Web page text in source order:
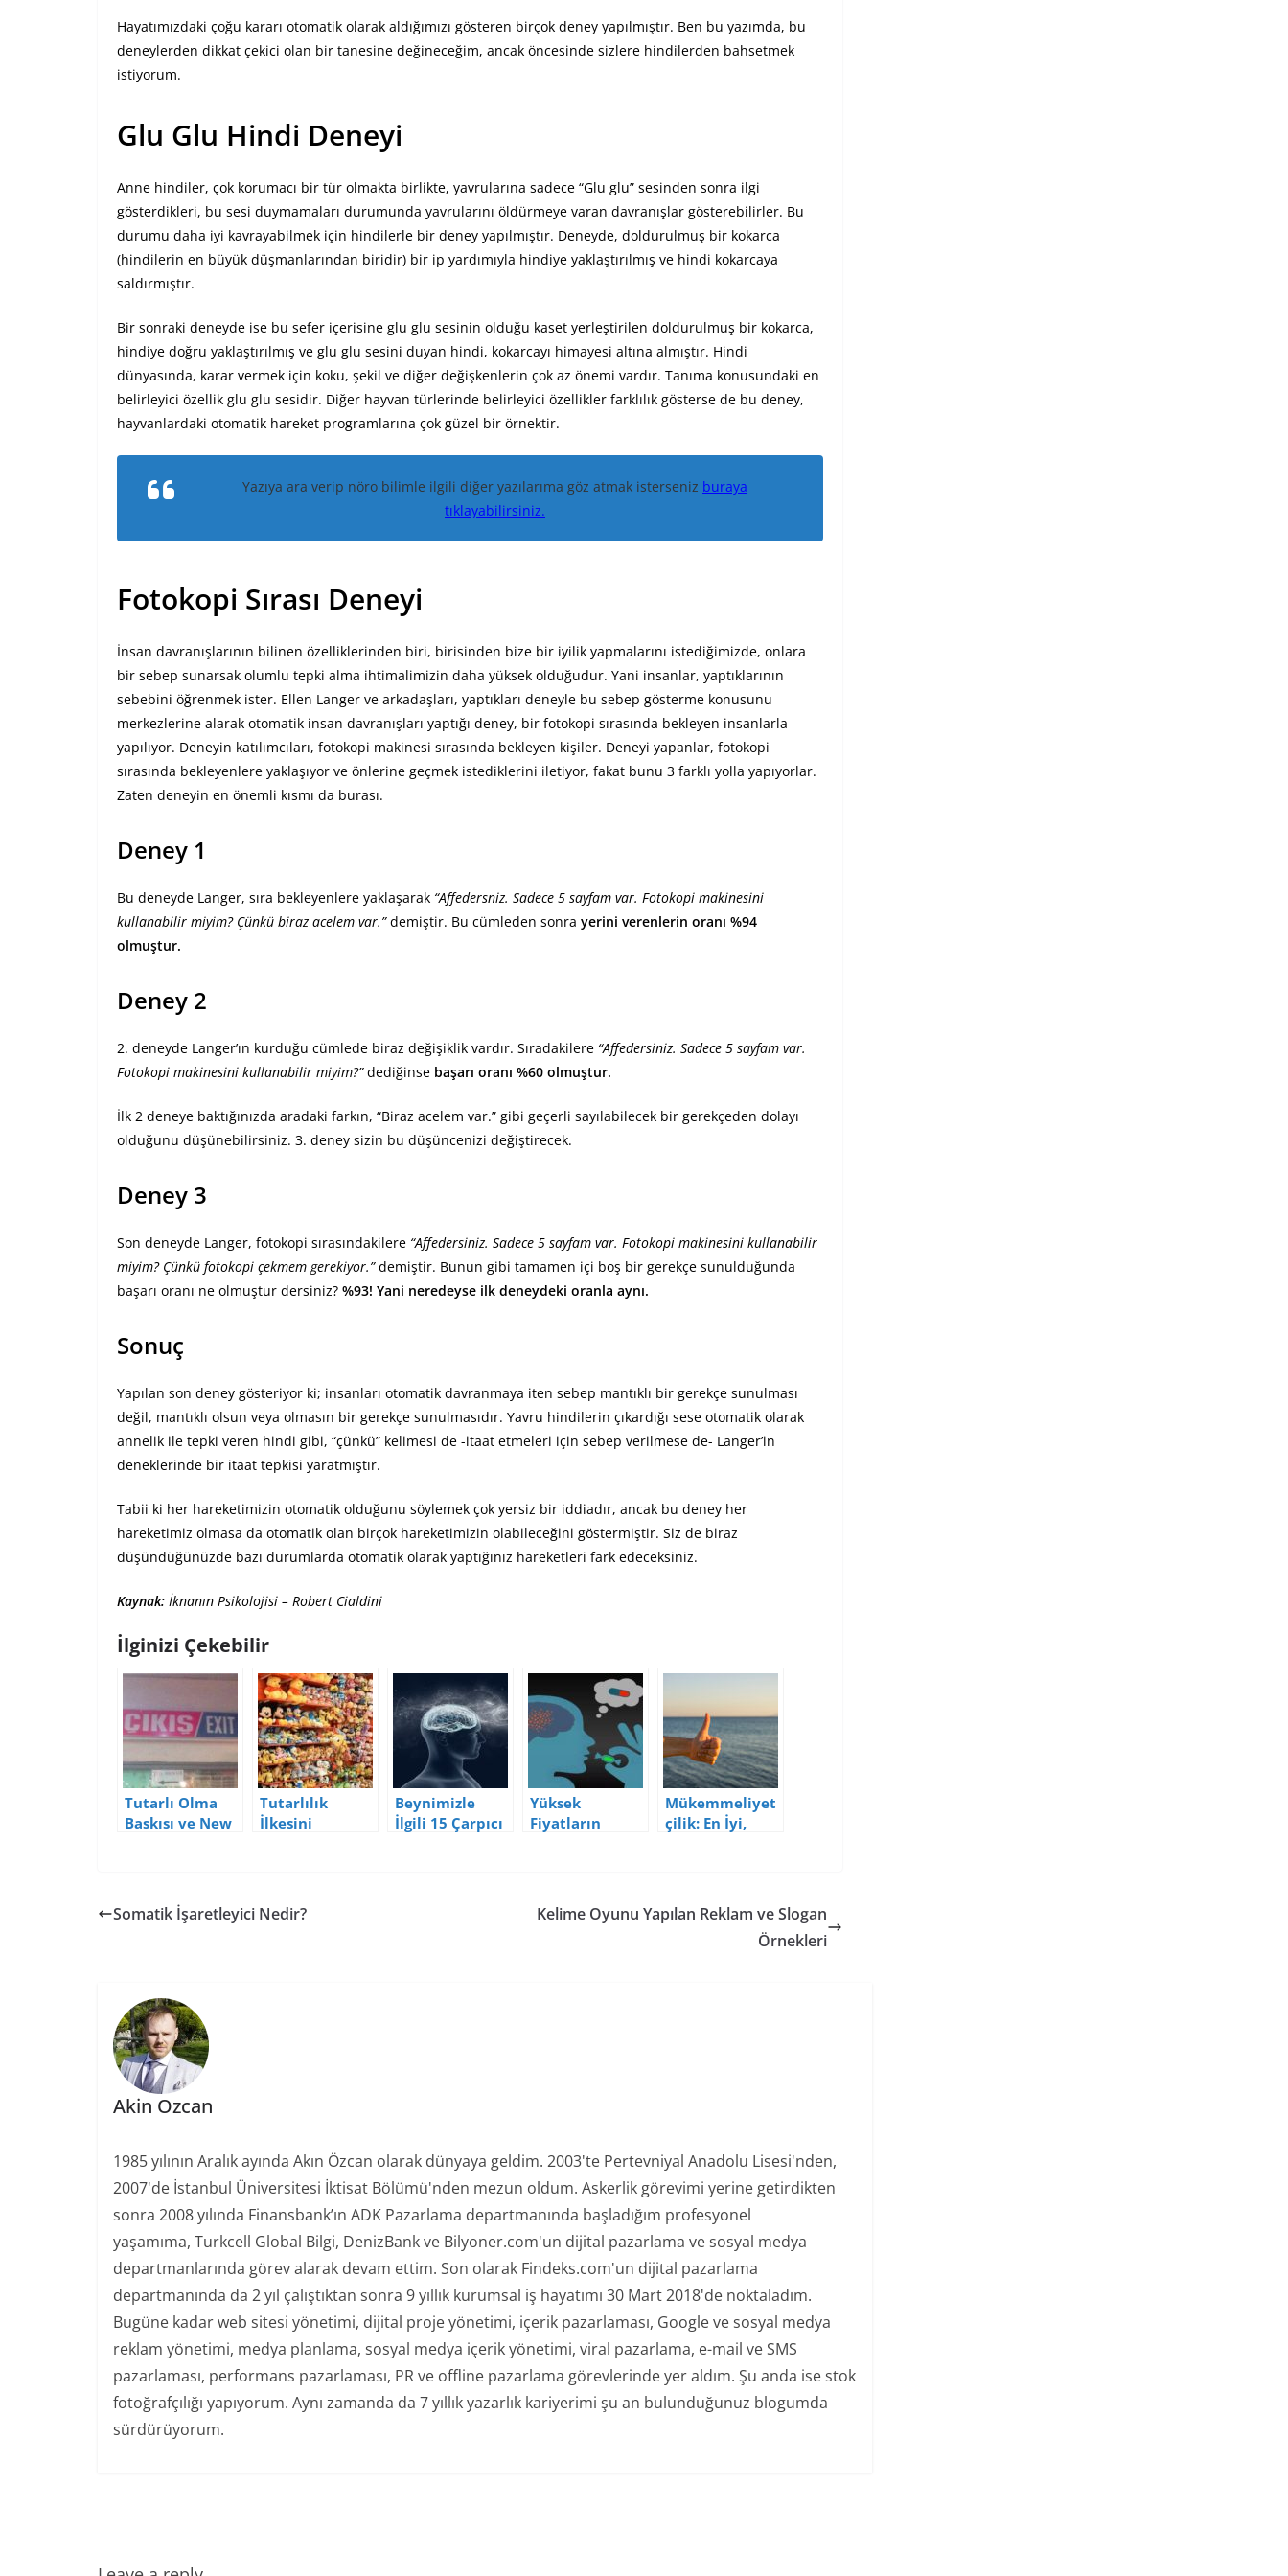
Hayatımızdaki çoğu kararı otomatik olarak aldığımızı gösteren birçok deney yapılmıştır. Ben bu yazımda, bu
deneylerden dikkat çekici olan bir tanesine değineceğim, ancak öncesinde sizlere hindilerden bahsetmek
istiyorum.
Glu Glu Hindi Deneyi
Anne hindiler, çok korumacı bir tür olmakta birlikte, yavrularına sadece “Glu glu” sesinden sonra ilgi
gösterdikleri, bu sesi duymamaları durumunda yavrularını öldürmeye varan davranışlar gösterebilirler. Bu
durumu daha iyi kavrayabilmek için hindilerle bir deney yapılmıştır. Deneyde, doldurulmuş bir kokarca
(hindilerin en büyük düşmanlarından biridir) bir ip yardımıyla hindiye yaklaştırılmış ve hindi kokarcaya
saldırmıştır.
Bir sonraki deneyde ise bu sefer içerisine glu glu sesinin olduğu kaset yerleştirilen doldurulmuş bir kokarca,
hindiye doğru yaklaştırılmış ve glu glu sesini duyan hindi, kokarcayı himayesi altına almıştır. Hindi
dünyasında, karar vermek için koku, şekil ve diğer değişkenlerin çok az önemi vardır. Tanıma konusundaki en
belirleyici özellik glu glu sesidir. Diğer hayvan türlerinde belirleyici özellikler farklılık gösterse de bu deney,
hayvanlardaki otomatik hareket programlarına çok güzel bir örnektir.
Yazıya ara verip nöro bilimle ilgili diğer yazılarıma göz atmak isterseniz buraya
tıklayabilirsiniz.
Fotokopi Sırası Deneyi
İnsan davranışlarının bilinen özelliklerinden biri, birisinden bize bir iyilik yapmalarını istediğimizde, onlara
bir sebep sunarsak olumlu tepki alma ihtimalimizin daha yüksek olduğudur. Yani insanlar, yaptıklarının
sebebini öğrenmek ister. Ellen Langer ve arkadaşları, yaptıkları deneyle bu sebep gösterme konusunu
merkezlerine alarak otomatik insan davranışları yaptığı deney, bir fotokopi sırasında bekleyen insanlarla
yapılıyor. Deneyin katılımcıları, fotokopi makinesi sırasında bekleyen kişiler. Deneyi yapanlar, fotokopi
sırasında bekleyenlere yaklaşıyor ve önlerine geçmek istediklerini iletiyor, fakat bunu 3 farklı yolla yapıyorlar.
Zaten deneyin en önemli kısmı da burası.
Deney 1
Bu deneyde Langer, sıra bekleyenlere yaklaşarak “Affedersniz. Sadece 5 sayfam var. Fotokopi makinesini
kullanabilir miyim? Çünkü biraz acelem var.”demiştir. Bu cümleden sonra yerini verenlerin oranı %94
olmuştur.
Deney 2
2. deneyde Langer’ın kurduğu cümlede biraz değişiklik vardır. Sıradakilere “Affedersiniz. Sadece 5 sayfam var.
Fotokopi makinesini kullanabilir miyim?”dediğinse başarı oranı %60 olmuştur.
İlk 2 deneye baktığınızda aradaki farkın, “Biraz acelem var.” gibi geçerli sayılabilecek bir gerekçeden dolayı
olduğunu düşünebilirsiniz. 3. deney sizin bu düşüncenizi değiştirecek.
Deney 3
Son deneyde Langer, fotokopi sırasındakilere “Affedersiniz. Sadece 5 sayfam var. Fotokopi makinesini kullanabilir
miyim? Çünkü fotokopi çekmem gerekiyor.”demiştir. Bunun gibi tamamen içi boş bir gerekçe sunulduğunda
başarı oranı ne olmuştur dersiniz? %93! Yani neredeyse ilk deneydeki oranla aynı.
Sonuç
Yapılan son deney gösteriyor ki; insanları otomatik davranmaya iten sebep mantıklı bir gerekçe sunulması
değil, mantıklı olsun veya olmasın bir gerekçe sunulmasıdır. Yavru hindilerin çıkardığı sese otomatik olarak
annelik ile tepki veren hindi gibi, “çünkü” kelimesi de -itaat etmeleri için sebep verilmese de- Langer’in
deneklerinde bir itaat tepkisi yaratmıştır.
Tabii ki her hareketimizin otomatik olduğunu söylemek çok yersiz bir iddiadır, ancak bu deney her
hareketimiz olmasa da otomatik olan birçok hareketimizin olabileceğini göstermiştir. Siz de biraz
düşündüğünüzde bazı durumlarda otomatik olarak yaptığınız hareketleri fark edeceksiniz.
Kaynak: İknanın Psikolojisi – Robert Cialdini
İlginizi Çekebilir
Tutarlı Olma
Baskısı ve New
Tutarlılık
İlkesini
Beynimizle
İlgili 15 Çarpıcı
Yüksek
Fiyatların
Mükemmeliyet
çilik: En İyi,
Somatik İşaretleyici Nedir?
Kelime Oyunu Yapılan Reklam ve Slogan
Örnekleri
Akin Ozcan
1985 yılının Aralık ayında Akın Özcan olarak dünyaya geldim. 2003'te Pertevniyal Anadolu Lisesi'nden,
2007'de İstanbul Üniversitesi İktisat Bölümü'nden mezun oldum. Askerlik görevimi yerine getirdikten
sonra 2008 yılında Finansbank’ın ADK Pazarlama departmanında başladığım profesyonel
yaşamıma, Turkcell Global Bilgi, DenizBank ve Bilyoner.com'un dijital pazarlama ve sosyal medya
departmanlarında görev alarak devam ettim. Son olarak Findeks.com'un dijital pazarlama
departmanında da 2 yıl çalıştıktan sonra 9 yıllık kurumsal iş hayatımı 30 Mart 2018'de noktaladım.
Bugüne kadar web sitesi yönetimi, dijital proje yönetimi, içerik pazarlaması, Google ve sosyal medya
reklam yönetimi, medya planlama, sosyal medya içerik yönetimi, viral pazarlama, e-mail ve SMS
pazarlaması, performans pazarlaması, PR ve offline pazarlama görevlerinde yer aldım. Şu anda ise stok
fotoğrafçılığı yapıyorum. Aynı zamanda da 7 yıllık yazarlık kariyerimi şu an bulunduğunuz blogumda
sürdürüyorum.